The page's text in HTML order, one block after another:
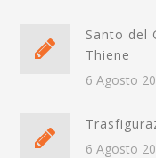
Santo del
Thiene
6 Agosto
6 Agosto